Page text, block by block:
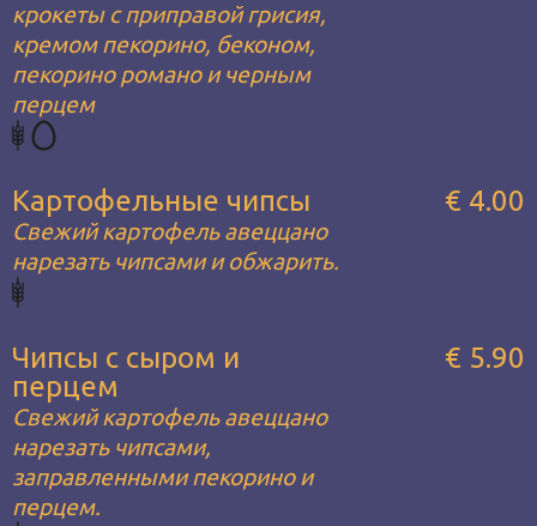
крокеты с приправой грисия,
кремом пекорино, беконом,
пекорино романо и черным
перцем
Картофельные чипсы
Свежий картофель авеццано
нарезать чипсами и обжарить.
€ 4.00
Чипсы с сыром и
перцем
Свежий картофель авеццано
нарезать чипсами,
заправленными пекорино и
перцем.
€ 5.90